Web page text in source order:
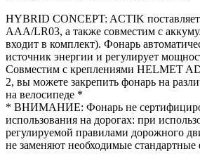
HYBRID CONCEPT: ACTIK
AAA/LR03, а также совместим с
входит в комплект). Фонарь
источник энергии и регулирует
Совместим с креплениями HELMET
2, вы можете закрепить фонарь на
на велосипеде *
* ВНИМАНИЕ: Фонарь не
использования на дорогах: при
регулируемой правилами дорожного
не заменяют необходимые стандартные